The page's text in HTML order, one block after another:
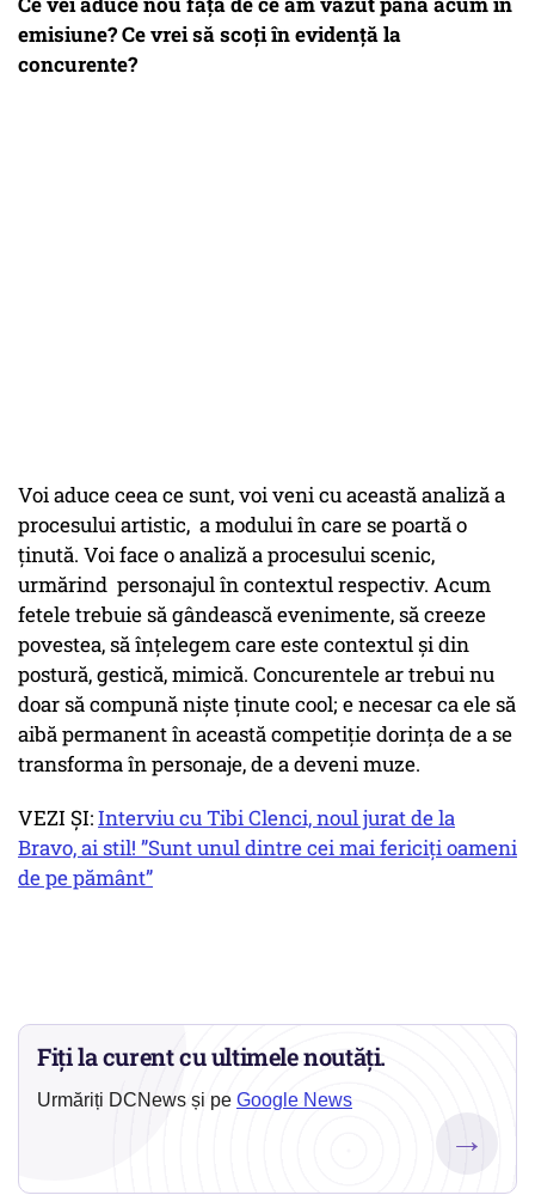
emisiune? Ce vrei să scoți în evidență la
concurente?
Voi aduce ceea ce sunt, voi veni cu această analiză a
procesului artistic, a modului în care se poartă o
ținută. Voi face o analiză a procesului scenic,
urmărind personajul în contextul respectiv. Acum
fetele trebuie să gândească evenimente, să creeze
povestea, să înțelegem care este contextul și din
postură, gestică, mimică. Concurentele ar trebui nu
doar să compună niște ținute cool; e necesar ca ele să
aibă permanent în această competiție dorința de a se
transforma în personaje, de a deveni muze.
VEZI ȘI:Interviu cu Tibi Clenci, noul jurat de la
Bravo, ai stil! ”Sunt unul dintre cei mai fericiți oameni
de pe pământ”
Fiți la curent cu ultimele noutăți.
Urmăriți DCNews și pe Google News
→